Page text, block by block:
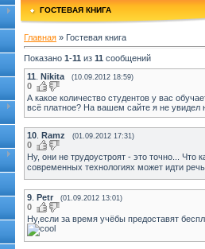
ГОСТЕВАЯ КНИГА
Главная » Гостевая книга
Показано 1-11 из 11 сообщений
11 Nikita (10.09.2012 18:59)
0
А какое количество студентов у вас
всё платное? На вашем сайте я не увидел
10 Ramz (01.09.2012 17:31)
0
Ну, они не трудоустроят - это точно... Что
современных технологиях может идти
9 Petr (01.09.2012 13:01)
0
Ну,если за время учёбы предоставят